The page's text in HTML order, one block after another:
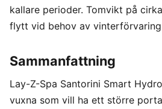
kallare perioder. Tomvikt på
flytt vid behov av vinterförvaring
Sammanfattning
Lay-Z-Spa Santorini Smart
vuxna som vill ha ett större